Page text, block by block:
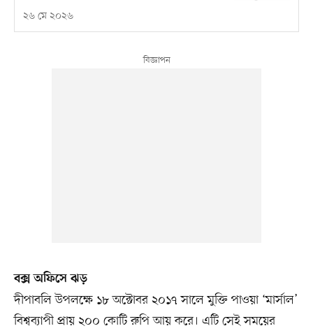
২৬ মে ২০২৬
বক্স অফিসে ঝড়
দীপাবলি উপলক্ষে ১৮ অক্টোবর ২০১৭ সালে মুক্তি পাওয়া ‘মার্সাল’
বিশ্বব্যাপী প্রায় ২০০ কোটি রুপি আয় করে। এটি সেই সময়ের